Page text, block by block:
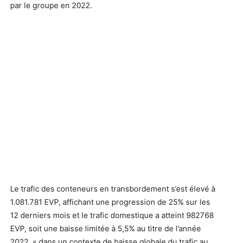
par le groupe en 2022.
Le trafic des conteneurs en transbordement s’est élevé à
1.081.781 EVP, affichant une progression de 25% sur les
12 derniers mois et le trafic domestique a atteint 982768
EVP, soit une baisse limitée à 5,5% au titre de l’année